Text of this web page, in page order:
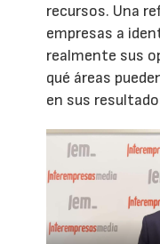
recursos. Una
empresas a
realmente sus
qué áreas
en sus